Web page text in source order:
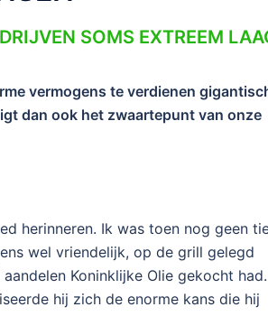
SOMS EXTREEM
vermogens te verdienen
dan ook het zwaartepunt van onze
herinneren. Ik was toen nog geen
wel vriendelijk, op de grill gelegd
Koninklijke Olie gekocht had.
hij zich de enorme kans die hij